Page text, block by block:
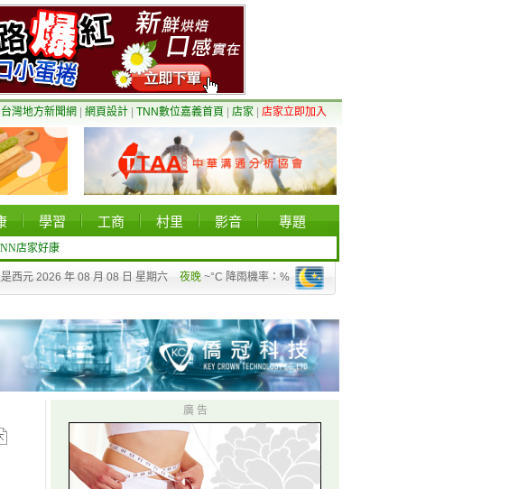
台灣地方新聞網 網頁設計 TNN數位嘉義首頁 店家 店家立即加入
學習 工商 村里 影音 專題
店家好康
西元 2026 年 08 月 08 日 星期六 夜晚 ~°C 降雨機率：%
廣 告